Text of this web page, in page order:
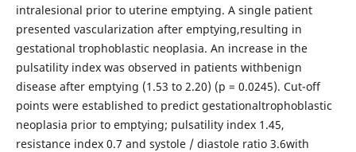
intralesional prior to uterine emptying. A single patient
presented vascularization after emptying,resulting in
gestational trophoblastic neoplasia. An increase in the
pulsatility index was observed in patients withbenign
disease after emptying (1.53 to 2.20) (p = 0.0245). Cut-off
points were established to predict gestationaltrophoblastic
neoplasia prior to emptying; pulsatility index 1.45,
resistance index 0.7 and systole / diastole ratio 3.6with